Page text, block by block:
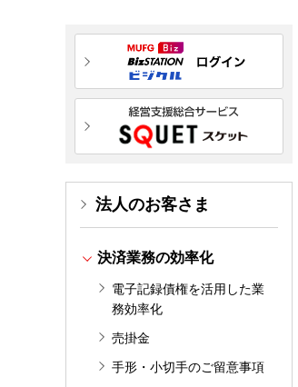
法人のお客さま
決済業務の効率化
電子記録債権を活用した業
務効率化
売掛金
手形・小切手のご留意事項